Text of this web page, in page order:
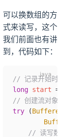
可以换数组的方
式来读写，这个
我们前面也有讲
到，代码如下：
// 记录开始时间
long start =
// 创建流对象
try (
    // 读写数据